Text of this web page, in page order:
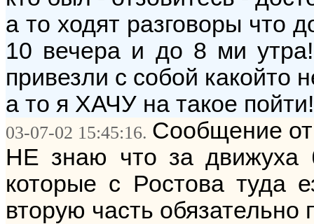
а то ходят разговоры что
10 вечера и до 8 ми
привезли с собой какойто
а то я ХАЧУ на такое
03-07-02 15:45:16. Сообщение
НЕ знаю что за
которые с Ростова туда
вторую часть обязательно